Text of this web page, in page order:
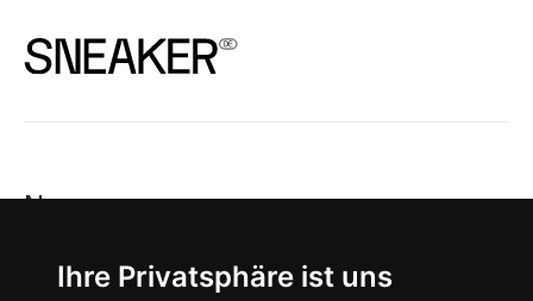
Ihre Privatsphäre ist uns
News
About